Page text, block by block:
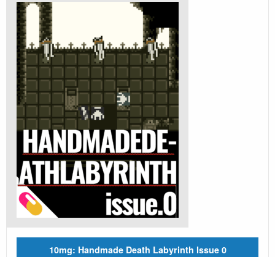
10mg: Handmade Death Labyrinth Issue 0